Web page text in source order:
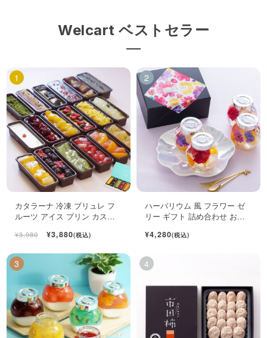
Welcart ベストセラー
カタラーナ 冷凍 ブリュレ フ
ルーツ アイス プリン カスタ
¥3,980 ¥3,880(税込)
ハーバリウム 風 フラワー ゼ
リー ギフト 詰め合わせ おし
¥4,280(税込)